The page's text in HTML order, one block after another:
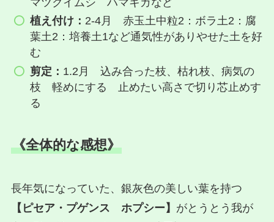
植え付け： 2‐4月 赤玉土中粒2：ボラ土2：腐
葉土2：培養土1など通気性がありやせた土を好
む
剪定： 1.2月 込み合った枝、枯れ枝、病気の
枝 軽めにする 止めたい高さで切り芯止めす
る
《全体的な感想》
長年気になっていた、銀灰色の美しい葉を持つ
【ピセア・プゲンス ホプシー】 がとうとう我が